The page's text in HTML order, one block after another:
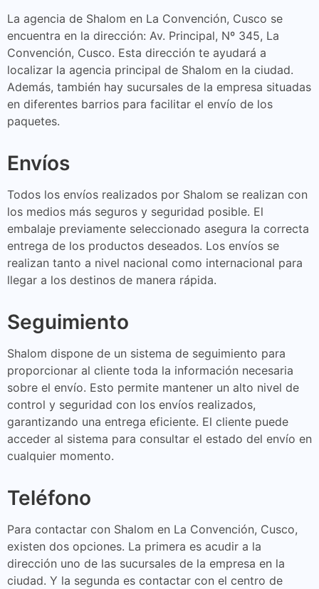
La agencia de Shalom en La Convención, Cusco se
encuentra en la dirección: Av. Principal, Nº 345, La
Convención, Cusco. Esta dirección te ayudará a
localizar la agencia principal de Shalom en la ciudad.
Además, también hay sucursales de la empresa situadas
en diferentes barrios para facilitar el envío de los
paquetes.
Envíos
Todos los envíos realizados por Shalom se realizan con
los medios más seguros y seguridad posible. El
embalaje previamente seleccionado asegura la correcta
entrega de los productos deseados. Los envíos se
realizan tanto a nivel nacional como internacional para
llegar a los destinos de manera rápida.
Seguimiento
Shalom dispone de un sistema de seguimiento para
proporcionar al cliente toda la información necesaria
sobre el envío. Esto permite mantener un alto nivel de
control y seguridad con los envíos realizados,
garantizando una entrega eficiente. El cliente puede
acceder al sistema para consultar el estado del envío en
cualquier momento.
Teléfono
Para contactar con Shalom en La Convención, Cusco,
existen dos opciones. La primera es acudir a la
dirección uno de las sucursales de la empresa en la
ciudad. Y la segunda es contactar con el centro de